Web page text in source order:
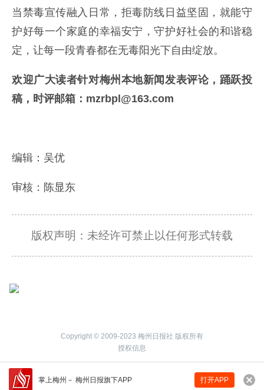
掌上梅州 － 梅州日报旗下APP 打开APP
当禁毒宣传融入日常，拒毒防线日益坚固，就能守
护好每一个家庭的幸福安宁，守护好社会的和谐稳
定，让每一段青春都在无毒阳光下自由绽放。
欢迎广大读者针对梅州本地新闻发表评论，踊跃投
稿，时评邮箱：mzrbpl@163.com
编辑：吴优
审核：陈显东
版权声明：未经许可禁止以任何形式转载
Copyright © 2009-2023 梅州日报社 版权所有
授权信息